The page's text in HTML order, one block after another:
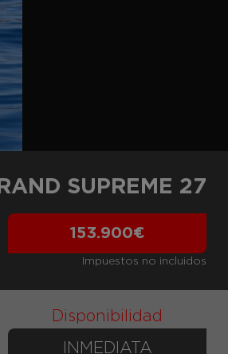
RAND SUPREME 27
153.900€
Impuestos no incluidos
Disponibilidad
INMEDIATA